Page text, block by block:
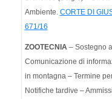
Ambiente. CORTE DI
671/16
ZOOTECNIA– Sostegno
Comunicazione di
in montagna – Termine
Notifiche tardive –